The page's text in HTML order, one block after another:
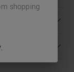
shopping